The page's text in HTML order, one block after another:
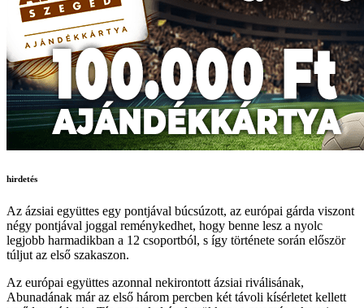
hirdetés
Az ázsiai együttes egy pontjával búcsúzott, az európai gárda viszont
négy pontjával joggal reménykedhet, hogy benne lesz a nyolc
legjobb harmadikban a 12 csoportból, s így története során először
túljut az első szakaszon.
Az európai együttes azonnal nekirontott ázsiai riválisának,
Abunadának már az első három percben két távoli kísérletet kellett